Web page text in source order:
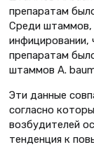
препаратам
Среди штаммов,
инфицировании,
препаратам
штаммов А.
Эти данные
согласно
возбудителей
тенденция к